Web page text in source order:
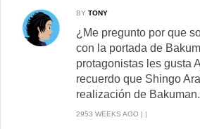
BY TONY
¿Me pregunto por que
con la portada de
protagonistas les gusta
recuerdo que Shingo
realización de Bakuman.
2953 WEEKS AGO | |